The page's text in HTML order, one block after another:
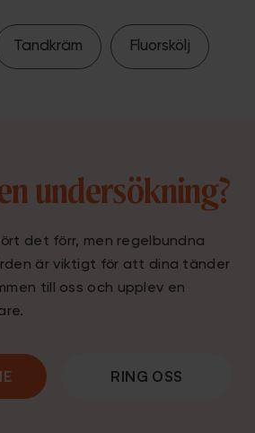
Tandkräm Fluorskölj
undersökning?
det förr, men regelbundna
är viktigt för att dina tänder
till oss och upplev en
RING OSS